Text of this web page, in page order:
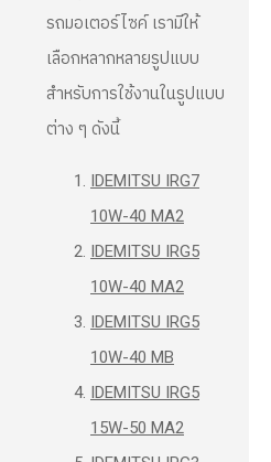
รถมอเตอร์ไซค์ เรามีให้
เลือกหลากหลายรูปแบบ
สำหรับการใช้งานในรูปแบบ
ต่าง ๆ ดังนี้
IDEMITSU IRG7
10W-40 MA2
IDEMITSU IRG5
10W-40 MA2
IDEMITSU IRG5
10W-40 MB
IDEMITSU IRG5
15W-50 MA2